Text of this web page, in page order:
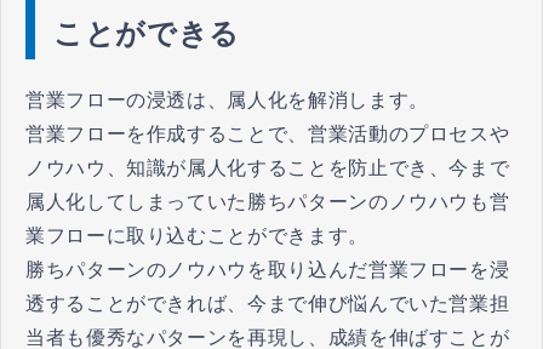
ことができる
営業フローの浸透は、属人化を解消します。
営業フローを作成することで、営業活動のプロセスや
ノウハウ、知識が属人化することを防止でき、今まで
属人化してしまっていた勝ちパターンのノウハウも営
業フローに取り込むことができます。
勝ちパターンのノウハウを取り込んだ営業フローを浸
透することができれば、今まで伸び悩んでいた営業担
当者も優秀なパターンを再現し、成績を伸ばすことが